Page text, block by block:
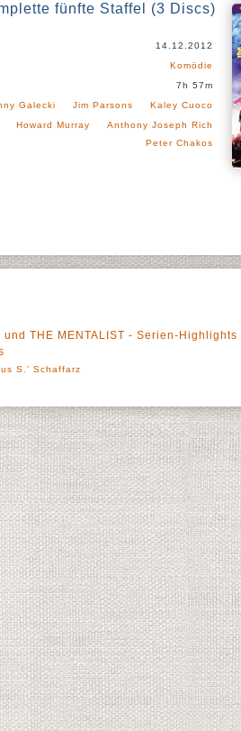
fünfte Staffel (3 Discs)
14.12.2012
Komödie
7h 57m
Galecki Jim Parsons
Kaley Cuoco
Howard Murray
Anthony Joseph Rich
Peter Chakos
und THE MENTALIST - Serien-
S.' Schaffarz